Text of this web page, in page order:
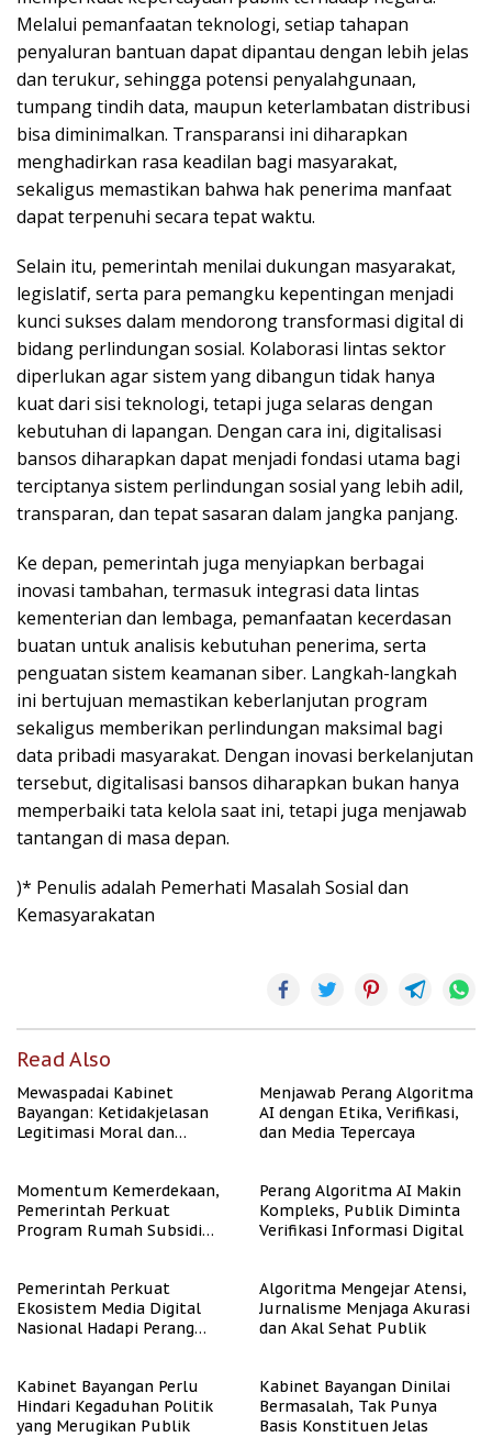
Melalui pemanfaatan teknologi, setiap tahapan
penyaluran bantuan dapat dipantau dengan lebih jelas
dan terukur, sehingga potensi penyalahgunaan,
tumpang tindih data, maupun keterlambatan distribusi
bisa diminimalkan. Transparansi ini diharapkan
menghadirkan rasa keadilan bagi masyarakat,
sekaligus memastikan bahwa hak penerima manfaat
dapat terpenuhi secara tepat waktu.
Selain itu, pemerintah menilai dukungan masyarakat,
legislatif, serta para pemangku kepentingan menjadi
kunci sukses dalam mendorong transformasi digital di
bidang perlindungan sosial. Kolaborasi lintas sektor
diperlukan agar sistem yang dibangun tidak hanya
kuat dari sisi teknologi, tetapi juga selaras dengan
kebutuhan di lapangan. Dengan cara ini, digitalisasi
bansos diharapkan dapat menjadi fondasi utama bagi
terciptanya sistem perlindungan sosial yang lebih adil,
transparan, dan tepat sasaran dalam jangka panjang.
Ke depan, pemerintah juga menyiapkan berbagai
inovasi tambahan, termasuk integrasi data lintas
kementerian dan lembaga, pemanfaatan kecerdasan
buatan untuk analisis kebutuhan penerima, serta
penguatan sistem keamanan siber. Langkah-langkah
ini bertujuan memastikan keberlanjutan program
sekaligus memberikan perlindungan maksimal bagi
data pribadi masyarakat. Dengan inovasi berkelanjutan
tersebut, digitalisasi bansos diharapkan bukan hanya
memperbaiki tata kelola saat ini, tetapi juga menjawab
tantangan di masa depan.
)* Penulis adalah Pemerhati Masalah Sosial dan
Kemasyarakatan
Read Also
Mewaspadai Kabinet
Bayangan: Ketidakjelasan
Legitimasi Moral dan
Menjawab Perang Algoritma
AI dengan Etika, Verifikasi,
dan Media Tepercaya
Momentum Kemerdekaan,
Pemerintah Perkuat
Program Rumah Subsidi
Perang Algoritma AI Makin
Kompleks, Publik Diminta
Verifikasi Informasi Digital
Pemerintah Perkuat
Ekosistem Media Digital
Nasional Hadapi Perang
Algoritma Mengejar Atensi,
Jurnalisme Menjaga Akurasi
dan Akal Sehat Publik
Kabinet Bayangan Perlu
Hindari Kegaduhan Politik
yang Merugikan Publik
Kabinet Bayangan Dinilai
Bermasalah, Tak Punya
Basis Konstituen Jelas